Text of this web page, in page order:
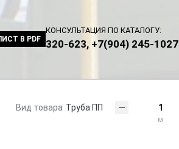
В PDF
КОНСУЛЬТАЦИЯ ПО КАТАЛОГУ:
320-623, +7(904) 245-1027
м
Вид товара Труба ПП